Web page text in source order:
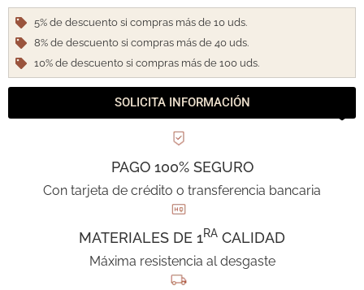
5% de descuento si compras más de 10 uds.
8% de descuento si compras más de 40 uds.
10% de descuento si compras más de 100 uds.
SOLICITA INFORMACIÓN
PAGO 100% SEGURO
Con tarjeta de crédito o transferencia bancaria
MATERIALES DE 1RA CALIDAD
Máxima resistencia al desgaste